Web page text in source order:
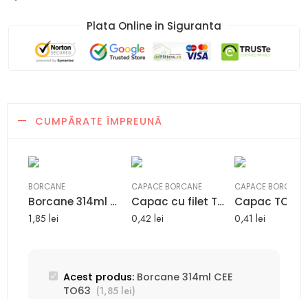
Plata Online in Siguranta​
CUMPĂRATE ÎMPREUNĂ
BORCANE
Borcane 314ml CEE TO63
1,85 lei
CAPACE BORCANE
Capac cu filet TO63 diametru 63mm
0,42 lei
CAPACE BORCANE
0,41 lei
Acest produs: Borcane 314ml CEE
TO63 (1,85 lei)